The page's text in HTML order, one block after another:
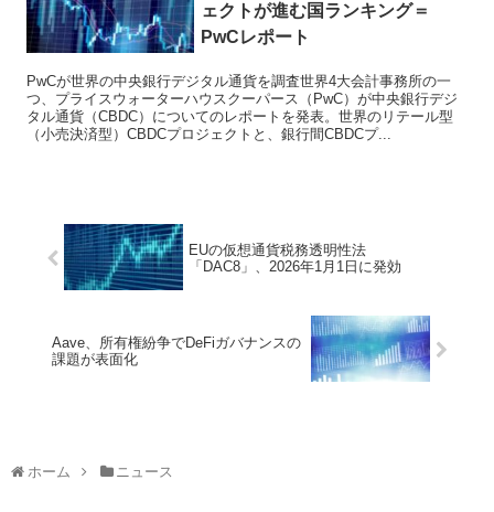
ェクトが進む国ランキング＝
PwCレポート
PwCが世界の中央銀行デジタル通貨を調査世界4大会計事務所の一
つ、プライスウォーターハウスクーパース（PwC）が中央銀行デジ
タル通貨（CBDC）についてのレポートを発表。世界のリテール型
（小売決済型）CBDCプロジェクトと、銀行間CBDCプ...
EUの仮想通貨税務透明性法
「DAC8」、2026年1月1日に発効
Aave、所有権紛争でDeFiガバナンスの
課題が表面化
ホーム ニュース